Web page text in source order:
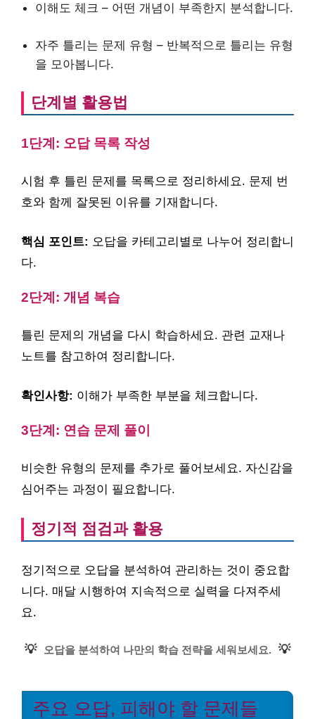
이해도 체크 – 어떤 개념이 부족한지 분석합니다.
자주 틀리는 문제 유형 – 반복적으로 틀리는 유형
을 모아봅니다.
단계별 활용법
1단계: 오답 목록 작성
시험 후 틀린 문제를 목록으로 정리하세요. 문제 번
호와 함께 잘못된 이유를 기재합니다.
핵심 포인트: 오답을 카테고리별로 나누어 정리합니
다.
2단계: 개념 복습
틀린 문제의 개념을 다시 학습하세요. 관련 교재나
노트를 참고하여 정리합니다.
확인사항: 이해가 부족한 부분을 체크합니다.
3단계: 연습 문제 풀이
비슷한 유형의 문제를 추가로 풀어보세요. 자신감을
심어주는 과정이 필요합니다.
정기적 점검과 활용
정기적으로 오답을 분석하여 관리하는 것이 중요합
니다. 매달 시행하여 지속적으로 실력을 다져주세
요.
💡 오답을 분석하여 나만의 학습 전략을 세워보세요. 💡
주요 오답, 피해야 할 문제들